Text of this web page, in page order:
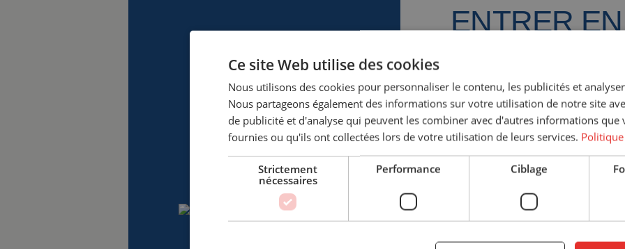
ENTRER EN
Nous sommes là pour vous.
discuter des différentes
sur la solution la plus adaptée
sécurité avant tout sur votre
+33 (0)3 20 57 37 66
Entrer en contact
Ce site Web utilise des cookies
Nous utilisons des cookies pour personnaliser le contenu, les publicités et
Nous partageons également des informations sur votre utilisation de notre site
de publicité et d'analyse qui peuvent les combiner avec d'autres informations que
fournies ou qu'ils ont collectées lors de votre utilisation de leurs services.
Strictement
nécessaires
Performance Ciblage